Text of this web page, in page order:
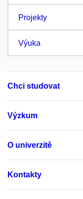
Projekty
Výuka
Chci studovat
Výzkum
O univerzitě
Kontakty